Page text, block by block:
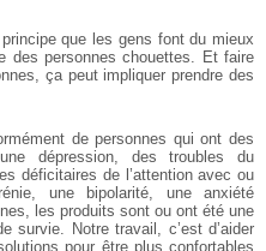
que les gens font du mieux
des personnes chouettes. Et faire
ça peut impliquer prendre des
de personnes qui ont des
dépression, des troubles du
déficitaires de l’attention avec ou
une bipolarité, une anxiété
les produits sont ou ont été une
survie. Notre travail, c’est d’aider
pour être plus confortables